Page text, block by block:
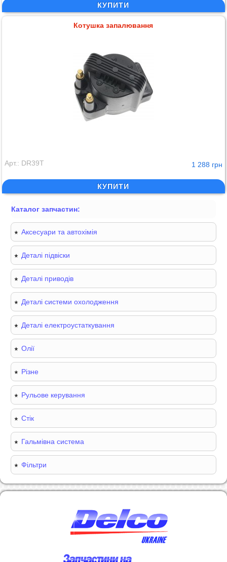
КУПИТИ
Котушка запалювання
Арт.: DR39T 1 288 грн
КУПИТИ
Каталог запчастин:
Аксесуари та автохімія
Деталі підвіски
Деталі приводів
Деталі системи охолодження
Деталі електроустаткування
Олії
Різне
Рульове керування
Стік
Гальмівна система
Фільтри